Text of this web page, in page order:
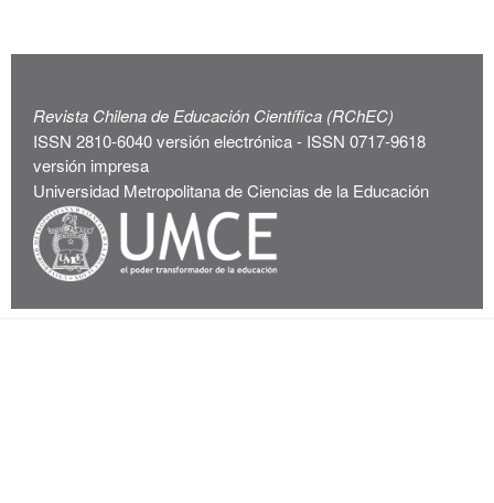
Revista Chilena de Educación Científica (RChEC)
ISSN 2810-6040 versión electrónica - ISSN 0717-9618
versión impresa
Universidad Metropolitana de Ciencias de la Educación